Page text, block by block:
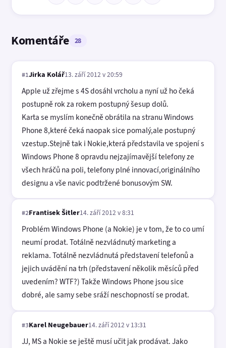
Komentáře 28
#1Jirka Kolář13. září 2012 v 20:59
Apple už zřejme s 4S dosáhl vrcholu a nyní už ho čeká
postupně rok za rokem postupný šesup dolů.
Karta se myslím konečně obrátila na stranu Windows
Phone 8,které čeká naopak sice pomalý,ale postupný
vzestup.Stejně tak i Nokie,která představila ve spojení s
Windows Phone 8 opravdu nejzajímavější telefony ze
všech hráčů na poli, telefony plné innovací,originálního
designu a vše navic podtržené bonusovým SW.
#2Frantisek Šitler14. září 2012 v 8:31
Problém Windows Phone (a Nokie) je v tom, že to co umí
neumí prodat. Totálně nezvládnutý marketing a
reklama. Totálně nezvládnutá představení telefonů a
jejich uvádění na trh (představení několik měsíců před
uvedením? WTF?) Takže Windows Phone jsou sice
dobré, ale samy sebe sráží neschopností se prodat.
#3Karel Neugebauer14. září 2012 v 13:31
JJ, MS a Nokie se ještě musí učit jak prodávat. Jako